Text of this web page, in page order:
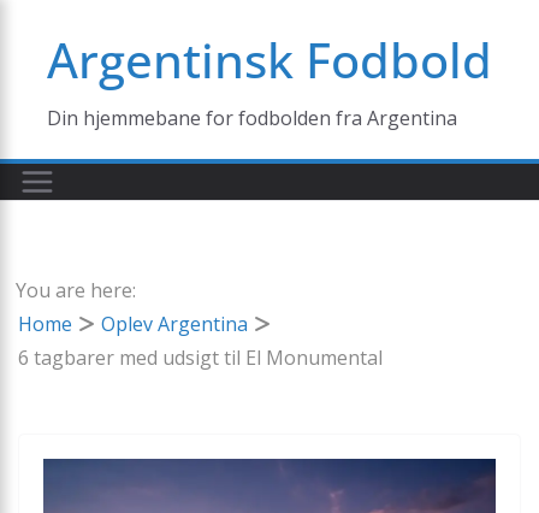
contentArgentinsk Fodbold
Din hjemmebane for fodbolden fra Argentina
You are here:
Home
Oplev Argentina
6 tagbarer med udsigt til El Monumental